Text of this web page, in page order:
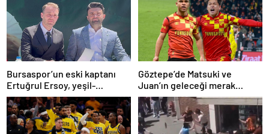
Bursaspor’un eski kaptanı
Ertuğrul Ersoy, yeşil-
beyazlılara geri döndü
Göztepe’de Matsuki ve
Juan’ın geleceği merak
konusu